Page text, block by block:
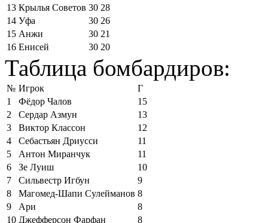
13 Крылья Советов 30 28
14 Уфа 30 26
15 Анжи 30 21
16 Енисей 30 20
Таблица бомбардиров:
№ Игрок
Г
1
Фёдор Чалов
15
2
Сердар Азмун
13
3
Виктор Классон
12
4
Себастьян Дриусси
11
5
Антон Миранчук
11
6
Зе Луиш
10
7
Сильвестр Игбун
9
8
Магомед-Шапи Сулейманов 8
9
Ари
8
10 Джефферсон Фарфан
8